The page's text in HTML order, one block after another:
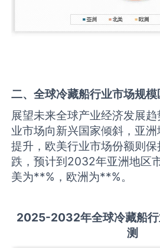
二、全球冷藏船行业市场规
展望未来全球产业经济发展
业市场向新兴国家倾斜，亚
提升，欧美行业市场份额则
跌，预计到2032年亚洲地区
美为**%，欧洲为**%。
2025-2032年全球冷藏船
测